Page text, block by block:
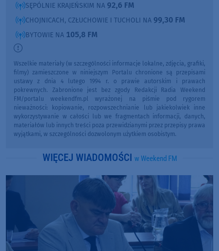
SĘPÓLNIE KRAJEŃSKIM NA 92,6 FM
CHOJNICACH, CZŁUCHOWIE I TUCHOLI NA 99,30 FM
BYTOWIE NA 105,8 FM
Wszelkie materiały (w szczególności informacje lokalne, zdjęcia, grafiki,
filmy) zamieszczone w niniejszym Portalu chronione są przepisami
ustawy z dnia 4 lutego 1994 r. o prawie autorskim i prawach
pokrewnych. Zabronione jest bez zgody Redakcji Radia Weekend
FM/portalu weekendfm.pl wyrażonej na piśmie pod rygorem
nieważności: kopiowanie, rozpowszechnianie lub jakiekolwiek inne
wykorzystywanie w całości lub we fragmentach informacji, danych,
materiałów lub innych treści poza przewidzianymi przez przepisy prawa
wyjątkami, w szczególności dozwolonym użytkiem osobistym.
WIĘCEJ WIADOMOŚCI w Weekend FM